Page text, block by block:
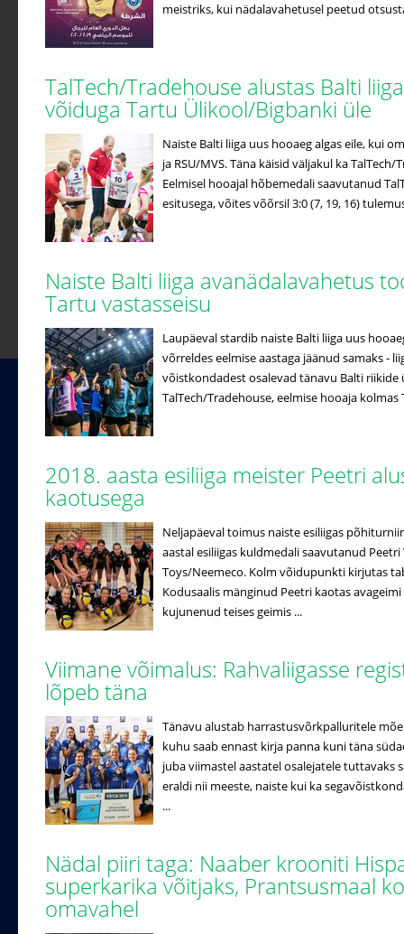
meistriks, kui nädalavahetusel peetud
TalTech/Tradehouse alustas Balti
võiduga Tartu Ülikool/Bigbanki üle
Naiste Balti liiga uus hooaeg algas eile, kui
ja RSU/MVS. Täna käisid väljakul ka
Eelmisel hooajal hõbemedali saavutanud
esitusega, võites võõrsil 3:0 (7, 19, 16)
Naiste Balti liiga avanädalavahetus
Tartu vastasseisu
Laupäeval stardib naiste Balti liiga uus
võrreldes eelmise aastaga jäänud samaks -
võistkondadest osalevad tänavu Balti
TalTech/Tradehouse, eelmise hooaja
2018. aasta esiliiga meister Peetri
kaotusega
Neljapäeval toimus naiste esiliigas
aastal esiliigas kuldmedali saavutanud
Toys/Neemeco. Kolm võidupunkti kirjutas
Kodusaalis mänginud Peetri kaotas
kujunenud teises geimis ...
Viimane võimalus: Rahvaliigasse
lõpeb täna
Tänavu alustab harrastusvõrkpalluritele
kuhu saab ennast kirja panna kuni täna
juba viimastel aastatel osalejatele tuttavaks
eraldi nii meeste, naiste kui ka
...
Nädal piiri taga: Naaber krooniti
superkarika võitjaks, Prantsusmaal
omavahel